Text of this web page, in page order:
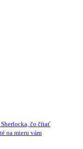
Sherlocka, čo čítať
na mieru vám